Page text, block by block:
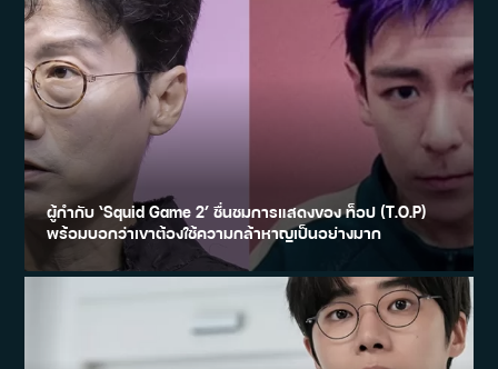
ผู้กำกับ ‘Squid Game 2’ ชื่นชมการแสดงของ ท็อป (T.O.P)
พร้อมบอกว่าเขาต้องใช้ความกล้าหาญเป็นอย่างมาก